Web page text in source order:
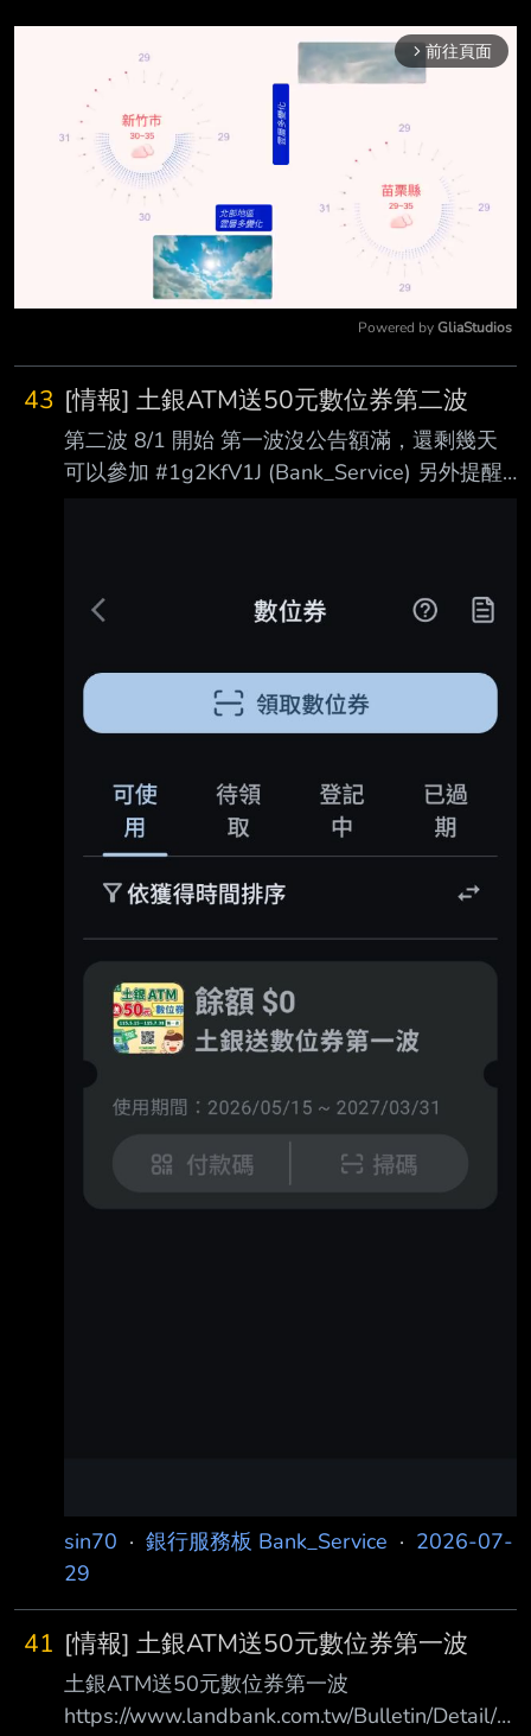
arrow_forward_ios 前往頁面
Powered by GliaStudios
43 [情報] 土銀ATM送50元數位券第二波
第二波 8/1 開始 第一波沒公告額滿，還剩幾天
可以參加 #1g2KfV1J (Bank_Service) 另外提醒
https://www.landbank.com.tw/Bulletin/Detail/2
edeb4e9-1a17-456b-845d-b46a00631838
https://reurl.cc/rkQYK1 活動名稱：土銀ATM送
50元數位券第二波 活動期間：自民國(
sin70 · 銀行服務板 Bank_Service · 2026-07-
29
41 [情報] 土銀ATM送50元數位券第一波
土銀ATM送50元數位券第一波
https://www.landbank.com.tw/Bulletin/Detail/3